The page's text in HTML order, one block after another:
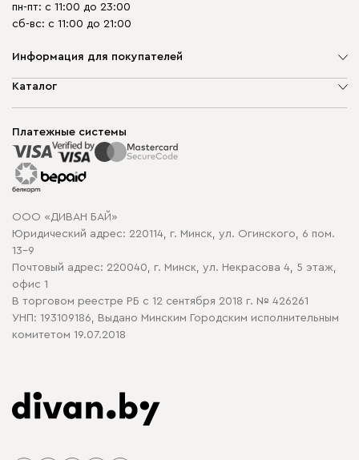
пн-пт: с 11:00 до 23:00
сб-вс: с 11:00 до 21:00
Информация для покупателей
О компании
Способы оплаты
Рассрочка и кредит
Гарантия
Карта сайта
Политика конфиденциальности
Политика в отношении обработки cookie
Каталог
Корпусная мебель
Распродажа мебели
Платежные системы
ООО «ДИВАН БАЙ»
Юридический адрес: 220114, г. Минск, ул. Огинского, 6 пом.
13-9
Почтовый адрес: 220040, г. Минск, ул. Некрасова 4, 5 этаж,
офис 1
В торговом реестре РБ с 12 сентября 2018 г. № 426261
УНП: 193109186, Выдано Минским Городским исполнительным
комитетом 19.07.2018